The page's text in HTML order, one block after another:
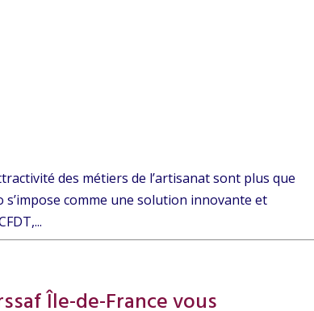
des métiers de l’artisanat sont plus que
s’impose comme une solution innovante et
Île-de-France vous